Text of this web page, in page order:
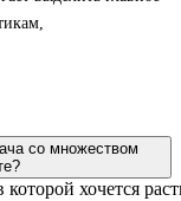
со множеством